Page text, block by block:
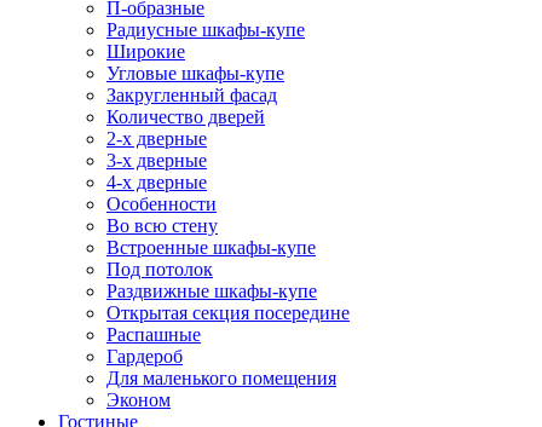
П-образные
Радиусные шкафы-купе
Широкие
Угловые шкафы-купе
Закругленный фасад
Количество дверей
2-х дверные
3-х дверные
4-х дверные
Особенности
Во всю стену
Встроенные шкафы-купе
Под потолок
Раздвижные шкафы-купе
Открытая секция посередине
Распашные
Гардероб
Для маленького помещения
Эконом
Гостиные